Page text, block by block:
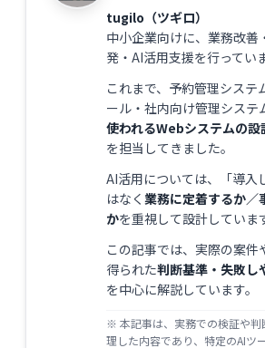
tugilo（ツギロ）
中小企業向けに、業務改善
発・AI活用支援を行ってい
これまで、予約管理システ
ール・社内向け管理システ
使われるWebシステムの設
を担当してきました。
AI活用については、「導入
はなく 業務に定着するか／
かを重視して設計していま
この記事では、実際の案件
得られた判断基準・失敗し
を中心に解説しています。
※ 本記事は、実務での検証や判
理した内容であり、特定のAIツ